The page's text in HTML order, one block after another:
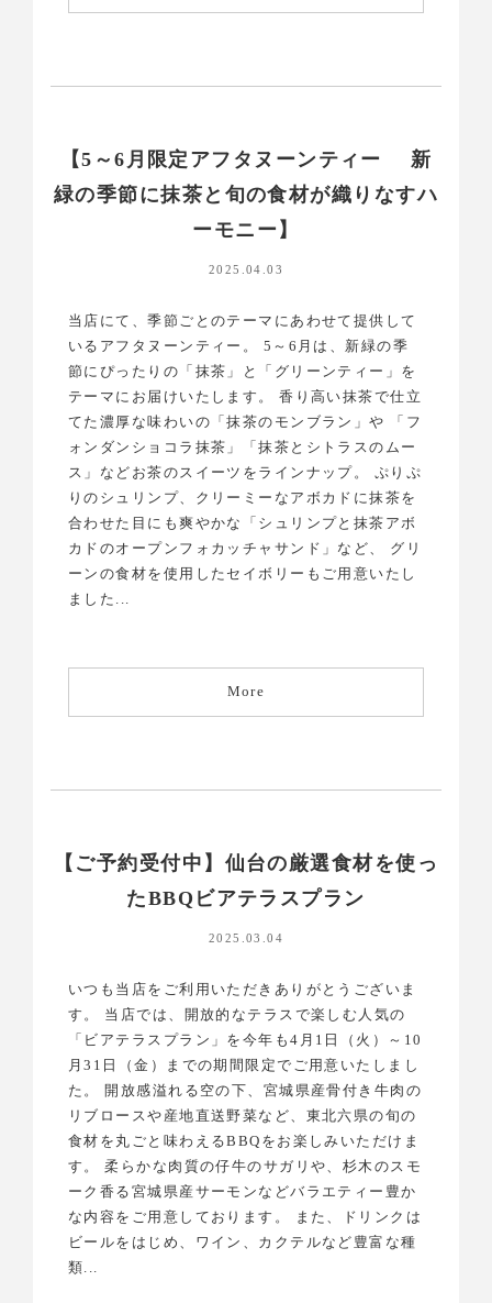
【5～6月限定アフタヌーンティー 新
緑の季節に抹茶と旬の食材が織りなすハ
ーモニー】
2025.04.03
当店にて、季節ごとのテーマにあわせて提供して
いるアフタヌーンティー。 5～6月は、新緑の季
節にぴったりの「抹茶」と「グリーンティー」を
テーマにお届けいたします。 香り高い抹茶で仕立
てた濃厚な味わいの「抹茶のモンブラン」や 「フ
ォンダンショコラ抹茶」「抹茶とシトラスのムー
ス」などお茶のスイーツをラインナップ。 ぷりぷ
りのシュリンプ、クリーミーなアボカドに抹茶を
合わせた目にも爽やかな「シュリンプと抹茶アボ
カドのオープンフォカッチャサンド」など、 グリ
ーンの食材を使用したセイボリーもご用意いたし
ました...
More
【ご予約受付中】仙台の厳選食材を使っ
たBBQビアテラスプラン
2025.03.04
いつも当店をご利用いただきありがとうございま
す。 当店では、開放的なテラスで楽しむ人気の
「ビアテラスプラン」を今年も4月1日（火）～10
月31日（金）までの期間限定でご用意いたしまし
た。 開放感溢れる空の下、宮城県産骨付き牛肉の
リブロースや産地直送野菜など、東北六県の旬の
食材を丸ごと味わえるBBQをお楽しみいただけま
す。 柔らかな肉質の仔牛のサガリや、杉木のスモ
ーク香る宮城県産サーモンなどバラエティー豊か
な内容をご用意しております。 また、ドリンクは
ビールをはじめ、ワイン、カクテルなど豊富な種
類...